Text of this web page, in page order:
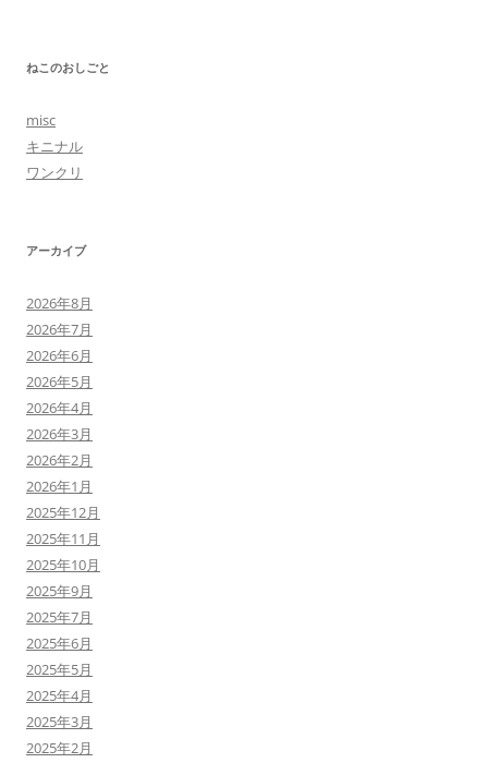
ねこのおしごと
misc
キニナル
ワンクリ
アーカイブ
2026年8月
2026年7月
2026年6月
2026年5月
2026年4月
2026年3月
2026年2月
2026年1月
2025年12月
2025年11月
2025年10月
2025年9月
2025年7月
2025年6月
2025年5月
2025年4月
2025年3月
2025年2月